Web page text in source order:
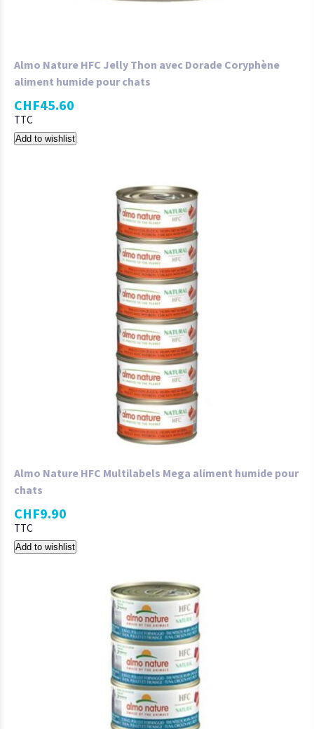
Almo Nature HFC Jelly Thon avec Dorade Coryphène
aliment humide pour chats
CHF45.60
TTC
Add to wishlist
Almo Nature HFC Multilabels Mega aliment humide pour
chats
CHF9.90
TTC
Add to wishlist